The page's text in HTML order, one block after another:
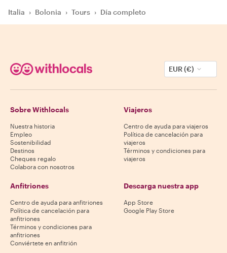
Italia › Bolonia › Tours › Día completo
EUR (€)
Sobre Withlocals
Nuestra historia
Empleo
Sostenibilidad
Destinos
Cheques regalo
Colabora con nosotros
Viajeros
Centro de ayuda para viajeros
Política de cancelación para
viajeros
Términos y condiciones para
viajeros
Anfitriones
Centro de ayuda para anfitriones
Política de cancelación para
anfitriones
Términos y condiciones para
anfitriones
Conviértete en anfitrión
Descarga nuestra app
App Store
Google Play Store